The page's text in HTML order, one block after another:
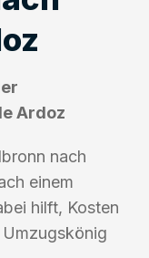
Ardoz
nach
einem
hilft, Kosten